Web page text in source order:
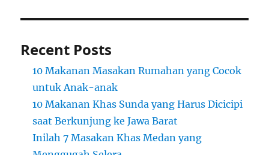
Recent Posts
10 Makanan Masakan Rumahan yang Cocok
untuk Anak-anak
10 Makanan Khas Sunda yang Harus Dicicipi
saat Berkunjung ke Jawa Barat
Inilah 7 Masakan Khas Medan yang